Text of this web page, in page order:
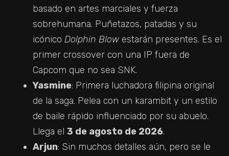
D
E
O
basado en artes marciales y fuerza
sobrehumana. Puñetazos, patadas y su
icónico Dolphin Blow estarán presentes. Es el
primer crossover con una IP fuera de
Capcom que no sea SNK.
Yasmine: Primera luchadora filipina original
de la saga. Pelea con un karambit y un estilo
de baile rápido influenciado por su abuelo.
Llega el 3 de agosto de 2026.
Arjun: Sin muchos detalles aún, pero se le